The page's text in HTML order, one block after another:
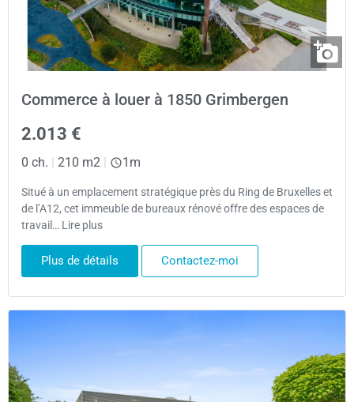
Commerce à louer à 1850 Grimbergen
2.013 €
0 ch. | 210 m2 | 1m
Situé à un emplacement stratégique près du Ring de Bruxelles et
de l’A12, cet immeuble de bureaux rénové offre des espaces de
travail… Lire plus
Plus de détails Contactez-moi